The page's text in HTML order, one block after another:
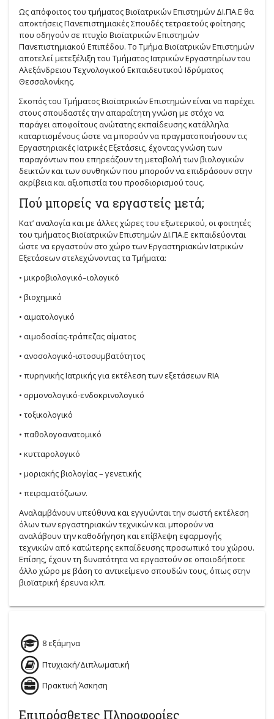
Ως απόφοιτος του τμήματος Βιοϊατρικών Επιστημών ΔΙ.ΠΑ.Ε θα
αποκτήσεις Πανεπιστημιακές Σπουδές τετραετούς φοίτησης
που οδηγούν σε πτυχίο Βιοϊατρικών Επιστημών
Πανεπιστημιακού Επιπέδου. Το Τμήμα Βιοϊατρικών Επιστημών
αποτελεί μετεξέλιξη του Τμήματος Ιατρικών Εργαστηρίων του
Αλεξάνδρειου Τεχνολογικού Εκπαιδευτικού Ιδρύματος
Θεσσαλονίκης.
Σκοπός του Τμήματος Βιοϊατρικών Επιστημών είναι να παρέχει
στους σπουδαστές την απαραίτητη γνώση με στόχο να
παράγει αποφοίτους ανώτατης εκπαίδευσης κατάλληλα
καταρτισμένους ώστε να μπορούν να πραγματοποιήσουν τις
Εργαστηριακές Ιατρικές Εξετάσεις, έχοντας γνώση των
παραγόντων που επηρεάζουν τη μεταβολή των βιολογικών
δεικτών και των συνθηκών που μπορούν να επιδράσουν στην
ακρίβεια και αξιοπιστία του προσδιορισμού τους.
Πού μπορείς να εργαστείς μετά;
Κατ’ αναλογία και με άλλες χώρες του εξωτερικού, οι φοιτητές
του τμήματος Βιοϊατρικών Επιστημών ΔΙ.ΠΑ.Ε εκπαιδεύονται
ώστε να εργαστούν στο χώρο των Εργαστηριακών Ιατρικών
Εξετάσεων στελεχώνοντας τα Τμήματα:
• μικροβιολογικό–ιολογικό
• βιοχημικό
• αιματολογικό
• αιμοδοσίας-τράπεζας αίματος
• ανοσολογικό-ιστοσυμβατότητος
• πυρηνικής Ιατρικής για εκτέλεση των εξετάσεων RIA
• ορμονολογικό-ενδοκρινολογικό
• τοξικολογικό
• παθολογοανατομικό
• κυτταρολογικό
• μοριακής βιολογίας – γενετικής
• πειραματόζωων.
Αναλαμβάνουν υπεύθυνα και εγγυώνται την σωστή εκτέλεση
όλων των εργαστηριακών τεχνικών και μπορούν να
αναλάβουν την καθοδήγηση και επίβλεψη εφαρμογής
τεχνικών από κατώτερης εκπαίδευσης προσωπικό του χώρου.
Επίσης, έχουν τη δυνατότητα να εργαστούν σε οποιοδήποτε
άλλο χώρο με βάση το αντικείμενο σπουδών τους, όπως στην
βιοϊατρική έρευνα κλπ.
8 εξάμηνα
Πτυχιακή/Διπλωματική
Πρακτική Άσκηση
Επιπρόσθετες Πληροφορίες